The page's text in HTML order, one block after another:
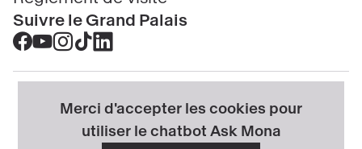
Suivre le Grand Palais
Accéder
au
Facebook
Accéder
au
Youtube
Accéder
au
Instagram
Accéder
au
Tik
tok
Accéder
au
Linkedin
-
@2025 - Tous droits réservés
Mentions légales
Données personnelles
Politique cookies
Merci d'accepter les cookies pour
utiliser le chatbot Ask Mona